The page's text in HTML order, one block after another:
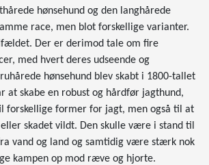
hønsehund og den langhårede
race, men blot forskellige varianter.
Der er derimod tale om fire
med hvert deres udseende og
hønsehund blev skabt i 1800-tallet
at skabe en robust og hårdfør jagthund,
forskellige former for jagt, men også til at
skadet vildt. Den skulle være i stand til
vand og land og samtidig være stærk nok
kampen op mod ræve og hjorte.